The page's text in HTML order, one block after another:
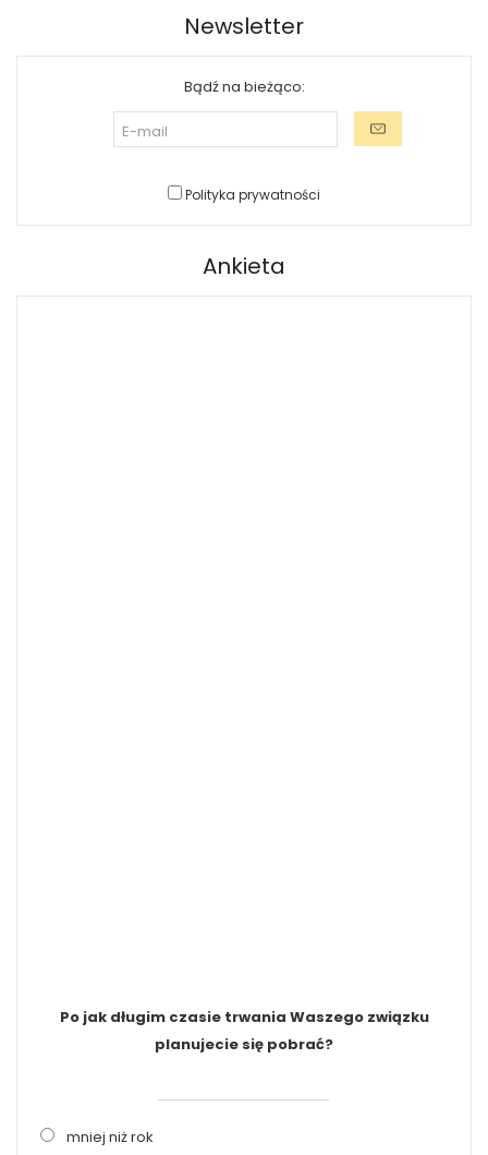
Newsletter
Bądź na bieżąco:
Polityka prywatności
Ankieta
Po jak długim czasie trwania Waszego związku
planujecie się pobrać?
mniej niż rok